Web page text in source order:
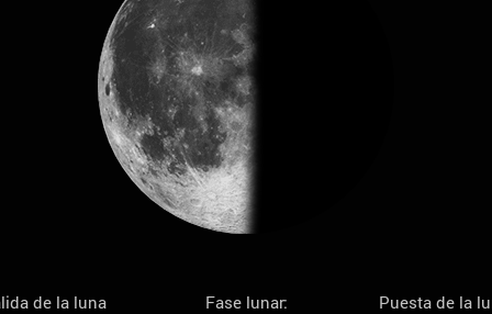
de la luna Fase lunar: Puesta de la